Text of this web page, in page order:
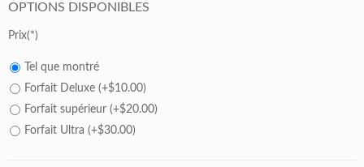
OPTIONS DISPONIBLES
Prix
Tel que montré
Forfait Deluxe (+$10.00)
Forfait supérieur (+$20.00)
Forfait Ultra (+$30.00)